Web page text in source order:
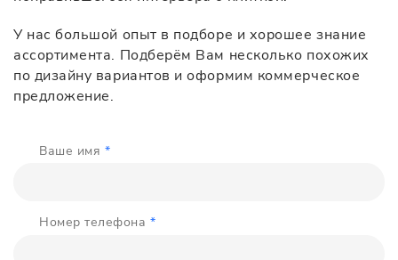
Ваше имя *
Номер телефона*
У нас большой опыт в подборе и хорошее знание
ассортимента. Подберём Вам несколько похожих
по дизайну вариантов и оформим коммерческое
предложение.